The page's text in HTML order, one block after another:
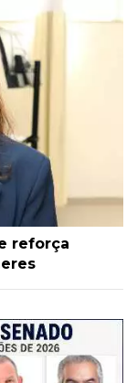
reforça